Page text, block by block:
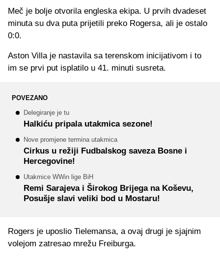
Meč je bolje otvorila engleska ekipa. U prvih dvadeset
minuta su dva puta prijetili preko Rogersa, ali je ostalo
0:0.
Aston Villa je nastavila sa terenskom inicijativom i to
im se prvi put isplatilo u 41. minuti susreta.
POVEZANO
Delegiranje je tu
Halkiću pripala utakmica sezone!
Nove promjene termina utakmica
Cirkus u režiji Fudbalskog saveza Bosne i
Hercegovine!
Utakmice WWin lige BiH
Remi Sarajeva i Širokog Brijega na Koševu,
Posušje slavi veliki bod u Mostaru!
Rogers je uposlio Tielemansa, a ovaj drugi je sjajnim
volejom zatresao mrežu Freiburga.